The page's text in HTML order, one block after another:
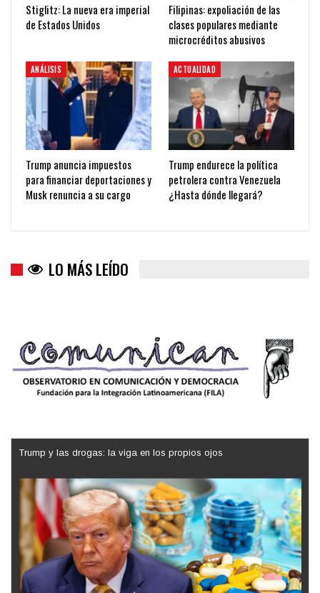
Stiglitz: La nueva era imperial
de Estados Unidos
Filipinas: expoliación de las
clases populares mediante
microcréditos abusivos
ANÁLISIS
Trump anuncia impuestos
para financiar deportaciones y
Musk renuncia a su cargo
ACTUALIDAD
Trump endurece la política
petrolera contra Venezuela
¿Hasta dónde llegará?
LO MÁS LEÍDO
Trump y las drogas: la viga en los propios ojos